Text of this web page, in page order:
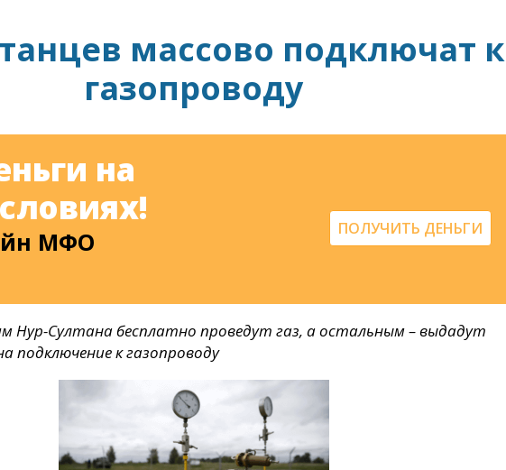
массово подключат к
газопроводу
на
МФО
ПОЛУЧИТЬ ДЕНЬГИ
Султана бесплатно проведут газ, а остальным – выдадут
подключение к газопроводу